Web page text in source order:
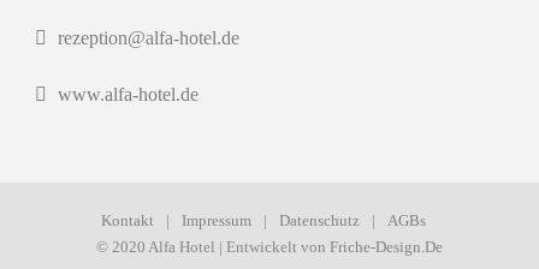
rezeption@alfa-hotel.de
www.alfa-hotel.de
Kontakt | Impressum | Datenschutz |
AGBs
© 2020 Alfa Hotel | Entwickelt von Friche-Design.De